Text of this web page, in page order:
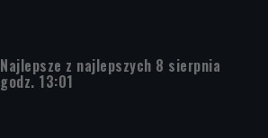
Najlepsze z najlepszych 8 sierpnia
godz. 13:01